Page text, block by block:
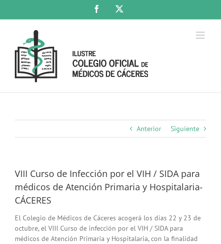
Facebook
Anterior Siguiente
VIII Curso de Infección por el VIH / SIDA para
médicos de Atención Primaria y Hospitalaria-
CÁCERES
El Colegio de Médicos de Cáceres acogerá los días 22 y 23 de
octubre, el VIII Curso de infección por el VIH / SIDA para
médicos de Atención Primaria y Hospitalaria, con la finalidad